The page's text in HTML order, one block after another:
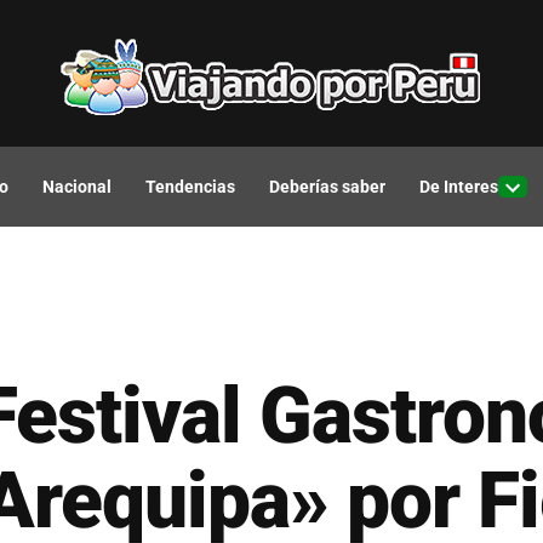
Nacional Tendencias Deberías saber De Interes
por